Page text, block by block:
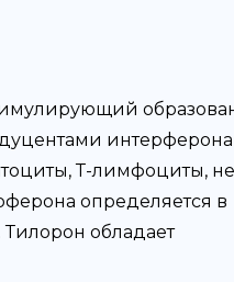
интерферона
Т-лимфоциты,
определяется в
обладает